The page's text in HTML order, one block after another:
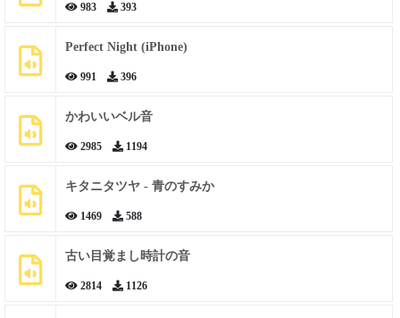
983 393
Perfect Night (iPhone)
991 396
かわいいベル音
2985 1194
キタニタツヤ - 青のすみか
1469 588
古い目覚まし時計の音
2814 1126